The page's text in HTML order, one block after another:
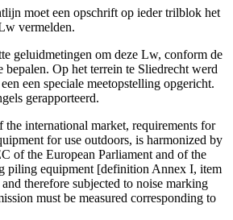
moet een opschrift op ieder trilblok het
vermelden.
geluidmetingen om deze Lw, conform de
Op het terrein te Sliedrecht werd
een speciale meetopstelling opgericht.
gerapporteerd.
international market, requirements for
for use outdoors, is harmonized by
of the European Parliament and of the
piling equipment [definition Annex I, item
therefore subjected to noise marking
must be measured corresponding to